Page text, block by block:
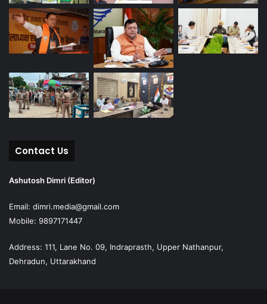
Contact Us
Ashutosh Dimri (Editor)
Email: dimri.media@gmail.com
Mobile: 9897171447
Address: 111, Lane No. 09, Indraprasth, Upper Nathanpur,
Dehradun, Uttarakhand